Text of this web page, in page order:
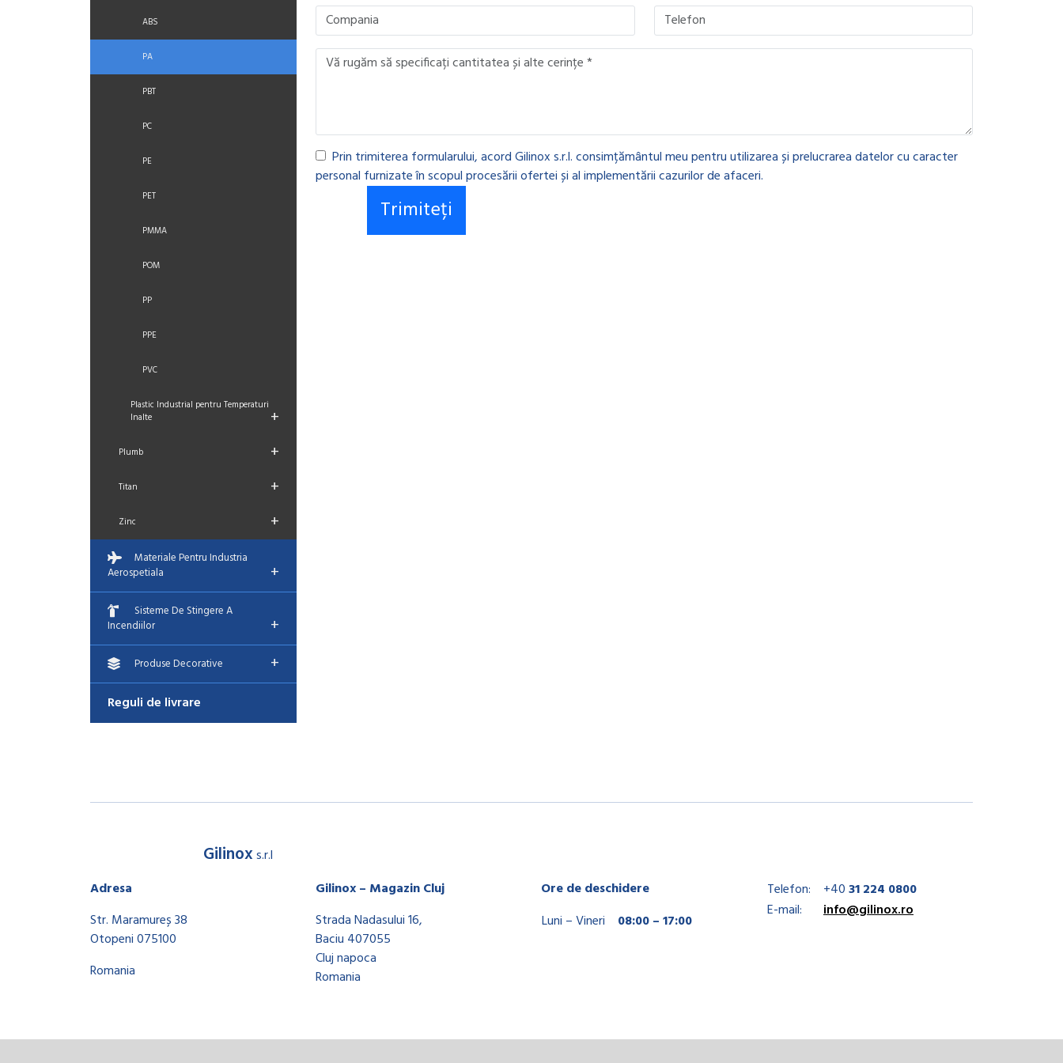
ABS
PA
PBT
PC
PE
PET
PMMA
POM
PP
PPE
PVC
Plastic Industrial pentru Temperaturi
Inalte
+
Plumb +
Titan +
Zinc +
Materiale Pentru Industria
Aerospetiala
+
Sisteme De Stingere A
Incendiilor
+
Produse Decorative +
Reguli de livrare
Prin trimiterea formularului, acord Gilinox s.r.l. consimțământul meu pentru utilizarea și prelucrarea datelor cu caracter
personal furnizate în scopul procesării ofertei și al implementării cazurilor de afaceri.
Gilinoxs.r.l
Adresa
Str. Maramureș 38
Otopeni 075100
Romania
Gilinox – Magazin Cluj
Strada Nadasului 16,
Baciu 407055
Cluj napoca
Romania
Ore de deschidere
Luni – Vineri
08:00 – 17:00
Telefon: +4031 224 0800
E-mail:
info@gilinox.ro